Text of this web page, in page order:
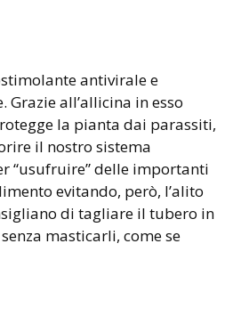
antivirale e
all’allicina in esso
la pianta dai parassiti,
il nostro sistema
“usufruire” delle importanti
evitando, però, l’alito
di tagliare il tubero in
masticarli, come se